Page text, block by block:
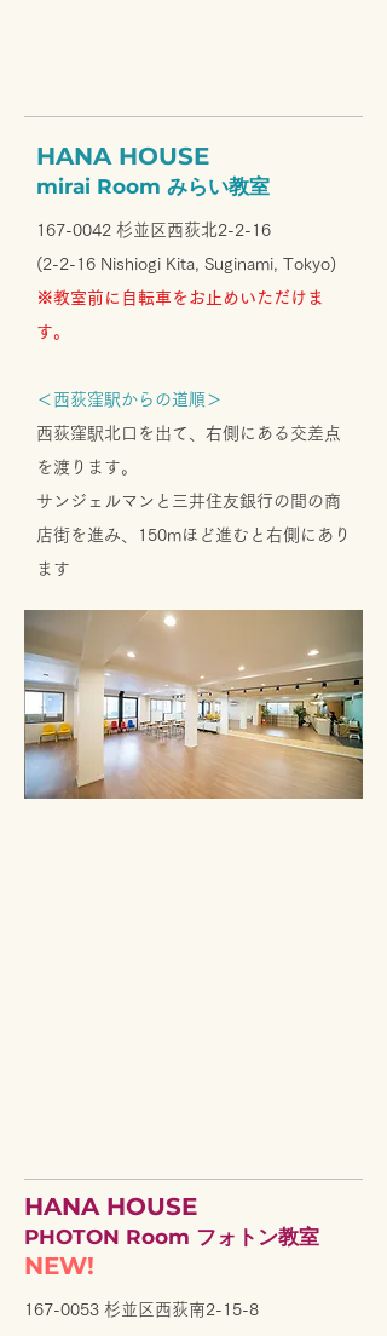
HANA HOUSE
mirai Room みらい教室
​167-0042 杉並区西荻北2-2-16
(2-2-16 Nishiogi Kita, Suginami, Tokyo)
※教室前に自転車をお止めいただけま
す。
＜西荻窪駅からの道順＞
西荻窪駅北口を出て、右側にある交差点
を渡ります。
サンジェルマンと三井住友銀行の間の商
店街を進み、150mほど進むと右側にあり
ます
HANA HOUSE
PHOTON Room フォトン教室
NEW!
​167-0053 杉並区西荻南2-15-8